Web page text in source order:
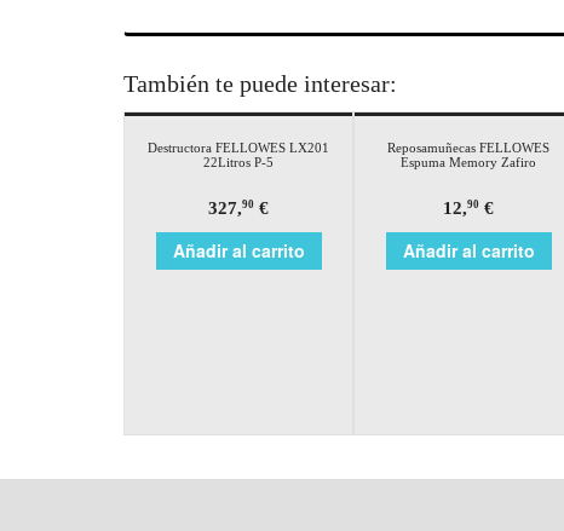
También te puede interesar:
Destructora FELLOWES LX201
22Litros P-5
327,90 €
Añadir al carrito
Reposamuñecas FELLOWES
Espuma Memory Zafiro
12,90 €
Añadir al carrito